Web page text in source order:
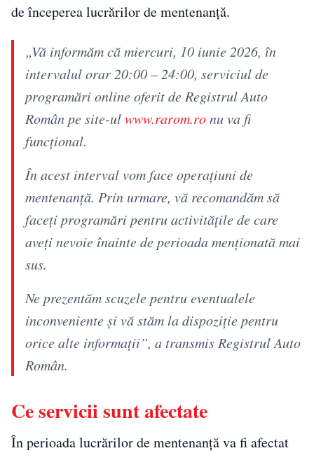
de începerea lucrărilor de mentenanță.
„Vă informăm că miercuri, 10 iunie 2026, în
intervalul orar 20:00 – 24:00, serviciul de
programări online oferit de Registrul Auto
Român pe site-ulwww.rarom.ronu va fi
funcțional.
În acest interval vom face operațiuni de
mentenanță. Prin urmare, vă recomandăm să
faceți programări pentru activitățile de care
aveți nevoie înainte de perioada menționată mai
sus.
Ne prezentăm scuzele pentru eventualele
inconveniente și vă stăm la dispoziție pentru
orice alte informații”, a transmis Registrul Auto
Român.
Ce servicii sunt afectate
În perioada lucrărilor de mentenanță va fi afectat